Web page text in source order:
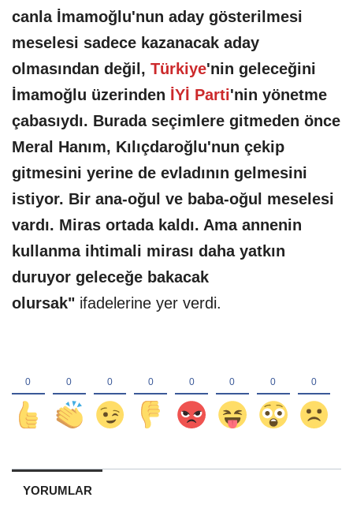
canla İmamoğlu'nun aday gösterilmesi
meselesi sadece kazanacak aday
olmasından değil, Türkiye'nin geleceğini
İmamoğlu üzerinden İYİ Parti'nin yönetme
çabasıydı. Burada seçimlere gitmeden önce
Meral Hanım, Kılıçdaroğlu'nun çekip
gitmesini yerine de evladının gelmesini
istiyor. Bir ana-oğul ve baba-oğul meselesi
vardı. Miras ortada kaldı. Ama annenin
kullanma ihtimali mirası daha yatkın
duruyor geleceğe bakacak
olursak" ifadelerine yer verdi.
YORUMLAR